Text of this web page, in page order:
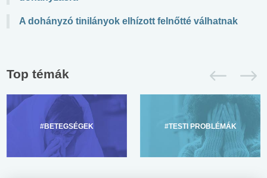
A dohányzó tinilányok elhízott felnőtté válhatnak
Top témák
#BETEGSÉGEK #TESTI PROBLÉMÁK